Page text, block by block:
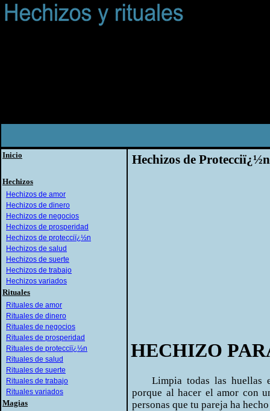
Inicio
Hechizos
Hechizos de amor
Hechizos de dinero
Hechizos de negocios
Hechizos de prosperidad
Hechizos de protecciï¿½n
Hechizos de salud
Hechizos de suerte
Hechizos de trabajo
Hechizos variados
Rituales
Rituales de amor
Rituales de dinero
Rituales de negocios
Rituales de prosperidad
Rituales de protecciï¿½n
Rituales de salud
Rituales de suerte
Rituales de trabajo
Rituales variados
Magias
Hechizos de Protecciï¿½n
HECHIZO
Limpia todas las huellas
porque al hacer el amor con
personas que tu pareja ha